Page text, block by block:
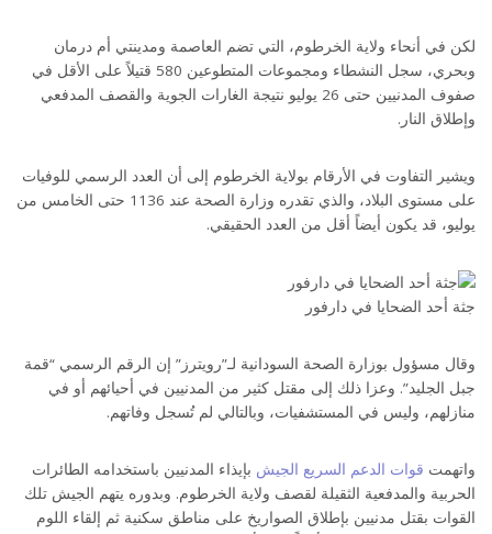
لكن في أنحاء ولاية الخرطوم، التي تضم العاصمة ومدينتي أم درمان
وبحري، سجل النشطاء ومجموعات المتطوعين 580 قتيلاً على الأقل في
صفوف المدنيين حتى 26 يوليو نتيجة الغارات الجوية والقصف المدفعي
وإطلاق النار.
ويشير التفاوت في الأرقام بولاية الخرطوم إلى أن العدد الرسمي للوفيات
على مستوى البلاد، والذي تقدره وزارة الصحة عند 1136 حتى الخامس من
يوليو، قد يكون أيضاً أقل من العدد الحقيقي.
جثة أحد الضحايا في دارفور
وقال مسؤول بوزارة الصحة السودانية لـ”رويترز” إن الرقم الرسمي “قمة
جبل الجليد”. وعزا ذلك إلى مقتل كثير من المدنيين في أحيائهم أو في
منازلهم، وليس في المستشفيات، وبالتالي لم تُسجل وفاتهم.
واتهمت قوات الدعم السريع الجيش بإيذاء المدنيين باستخدامه الطائرات
الحربية والمدفعية الثقيلة لقصف ولاية الخرطوم. وبدوره يتهم الجيش تلك
القوات بقتل مدنيين بإطلاق الصواريخ على مناطق سكنية ثم إلقاء اللوم